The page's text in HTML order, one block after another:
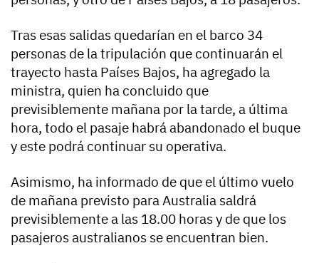
Tras esas salidas quedarían en el barco 34
personas de la tripulación que continuarán el
trayecto hasta Países Bajos, ha agregado la
ministra, quien ha concluido que
previsiblemente mañana por la tarde, a última
hora, todo el pasaje habrá abandonado el buque
y este podrá continuar su operativa.
Asimismo, ha informado de que el último vuelo
de mañana previsto para Australia saldrá
previsiblemente a las 18.00 horas y de que los
pasajeros australianos se encuentran bien.